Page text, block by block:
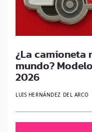
¿La camioneta
mundo?
2026
LUIS HERNÁNDEZ DEL ARCO